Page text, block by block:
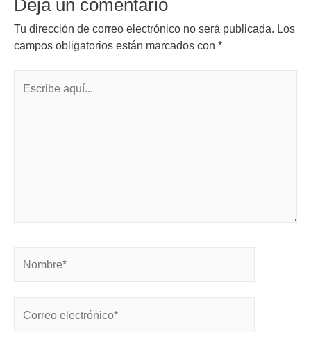
Deja un comentario
Tu dirección de correo electrónico no será publicada. Los
campos obligatorios están marcados con *